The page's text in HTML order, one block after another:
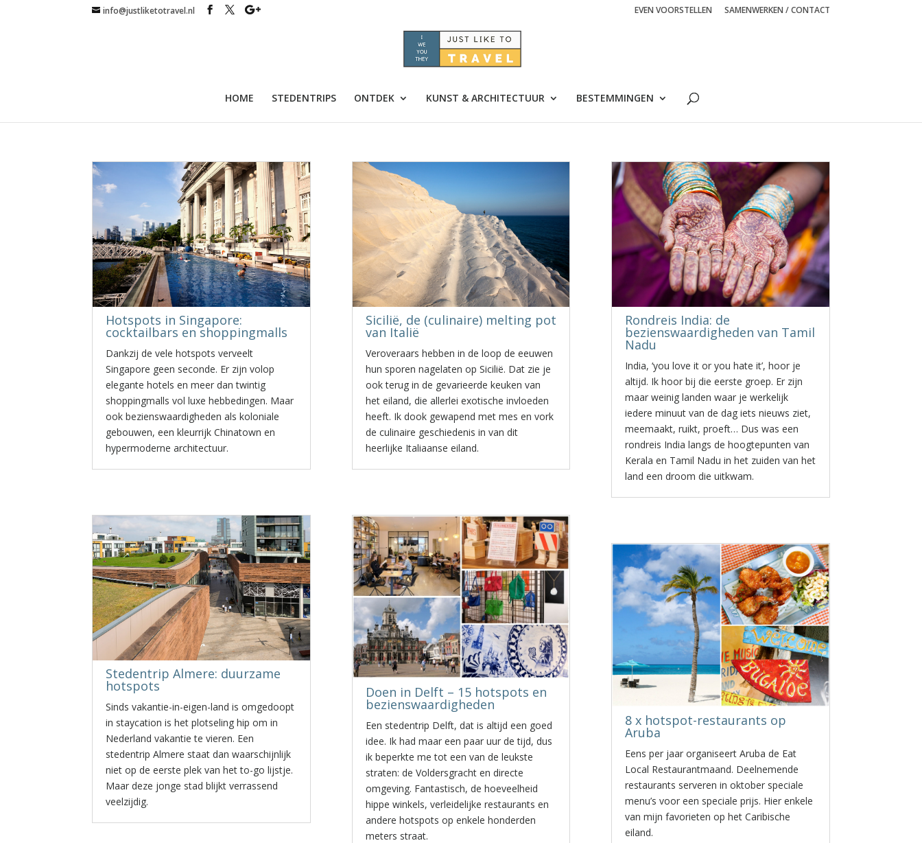
info@justliketotravel.nl EVEN VOORSTELLEN SAMENWERKEN / CONTACT
HOME STEDENTRIPS ONTDEK KUNST & ARCHITECTUUR BESTEMMINGEN
Hotspots in Singapore:
cocktailbars en shoppingmalls
Dankzij de vele hotspots verveelt
Singapore geen seconde. Er zijn volop
elegante hotels en meer dan twintig
shoppingmalls vol luxe hebbedingen. Maar
ook bezienswaardigheden als koloniale
gebouwen, een kleurrijk Chinatown en
hypermoderne architectuur.
Stedentrip Almere: duurzame
hotspots
Sinds vakantie-in-eigen-land is omgedoopt
in staycation is het plotseling hip om in
Nederland vakantie te vieren. Een
stedentrip Almere staat dan waarschijnlijk
niet op de eerste plek van het to-go lijstje.
Maar deze jonge stad blijkt verrassend
veelzijdig.
Sicilië, de (culinaire) melting pot
van Italië
Veroveraars hebben in de loop de eeuwen
hun sporen nagelaten op Sicilië. Dat zie je
ook terug in de gevarieerde keuken van
het eiland, die allerlei exotische invloeden
heeft. Ik dook gewapend met mes en vork
de culinaire geschiedenis in van dit
heerlijke Italiaanse eiland.
Doen in Delft – 15 hotspots en
bezienswaardigheden
Een stedentrip Delft, dat is altijd een goed
idee. Ik had maar een paar uur de tijd, dus
ik beperkte me tot een van de leukste
straten: de Voldersgracht en directe
omgeving. Fantastisch, de hoeveelheid
hippe winkels, verleidelijke restaurants en
andere hotspots op enkele honderden
meters straat.
Rondreis India: de
bezienswaardigheden van Tamil
Nadu
India, ‘you love it or you hate it’, hoor je
altijd. Ik hoor bij die eerste groep. Er zijn
maar weinig landen waar je werkelijk
iedere minuut van de dag iets nieuws ziet,
meemaakt, ruikt, proeft… Dus was een
rondreis India langs de hoogtepunten van
Kerala en Tamil Nadu in het zuiden van het
land een droom die uitkwam.
8 x hotspot-restaurants op
Aruba
Eens per jaar organiseert Aruba de Eat
Local Restaurantmaand. Deelnemende
restaurants serveren in oktober speciale
menu’s voor een speciale prijs. Hier enkele
van mijn favorieten op het Caribische
eiland.